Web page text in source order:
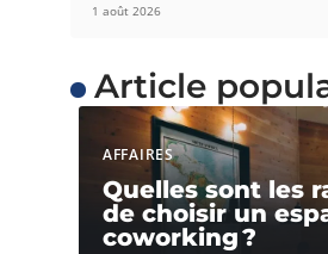
1 août 2026
Article
AFFAIRES
Quelles sont les
de choisir un
coworking ?